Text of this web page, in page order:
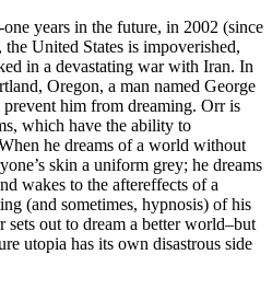
years in the future, in 2002 (since
United States is impoverished,
in a devastating war with Iran. In
Oregon, a man named George
him from dreaming. Orr is
which have the ability to
he dreams of a world without
skin a uniform grey; he dreams
wakes to the aftereffects of a
(and sometimes, hypnosis) of his
out to dream a better world–but
utopia has its own disastrous side